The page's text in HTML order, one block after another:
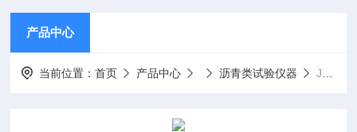
产品中心
当前位置：首页 产品中心 沥青类试验仪器 JT/T 1131.4沥青混合料刘埃尔流动度试验仪